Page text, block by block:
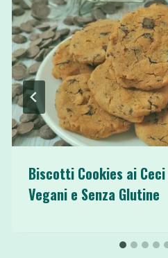
Biscotti Cookies ai
Vegani e Senza Glutine